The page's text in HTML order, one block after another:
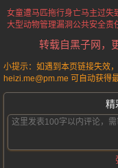
女童遭马匹拖行身亡马主过失
大型动物管理漏洞公共安全责
转载自黑子网，
小提示：如遇到本页链接失效
heizi.me@pm.me 可自动获得
精